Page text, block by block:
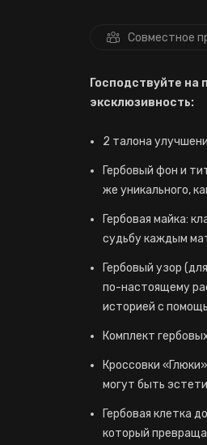
Совместное
Господствуйте
эксклюзивность:
2 талона
Гербовый фон и
же уникального,
Гербовая майка:
судьбу каждым
Гербовый узор
по-настоящему
историей с
Комплект
Кроссовки
могут быть
Гербовая клетка
который